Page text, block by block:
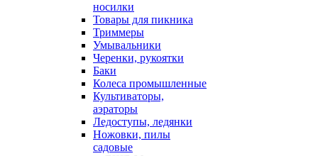
носилки
Товары для пикника
Триммеры
Умывальники
Черенки, рукоятки
Баки
Колеса промышленные
Культиваторы,
аэраторы
Ледоступы, ледянки
Ножовки, пилы
садовые